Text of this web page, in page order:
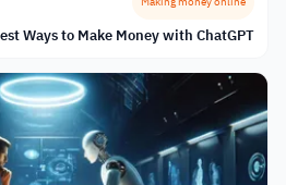
Ways to Make Money with ChatGPT!